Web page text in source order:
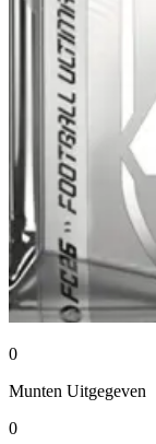
0
Munten Uitgegeven
0